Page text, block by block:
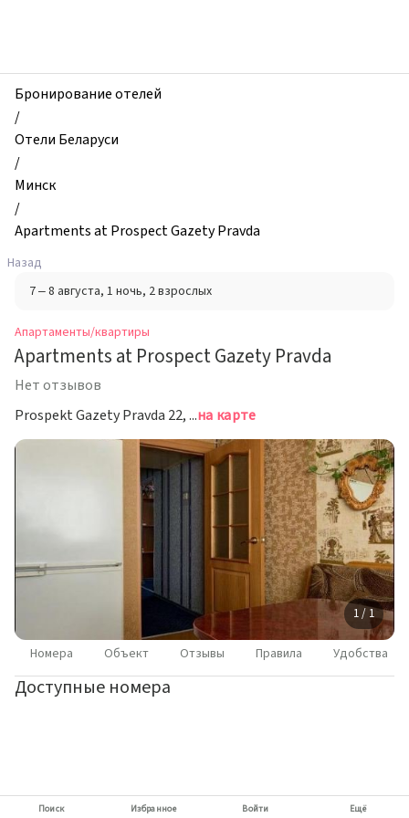
и
квартиры,
Apartments
at
Prospect
Gazety
Pravda,
Минск,
Беларусь
Бронирование отелей
/
Отели Беларуси
/
Минск
/
Apartments at Prospect Gazety Pravda
Назад
7 – 8 августа, 1 ночь, 2 взрослых
Апартаменты/квартиры
Apartments at Prospect Gazety Pravda
Нет отзывов
Prospekt Gazety Pravda 22, Moskovsky District, 220116 Minsk, Belarus, Минскна карте
1 / 1
Номера Объект Отзывы Правила Удобства
Доступные номера
Поиск Избранное Войти Ещё